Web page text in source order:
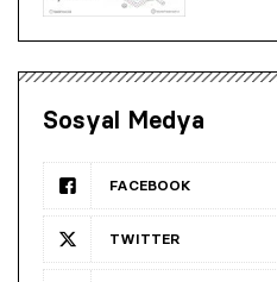
Sosyal Medya
FACEBOOK
TWITTER